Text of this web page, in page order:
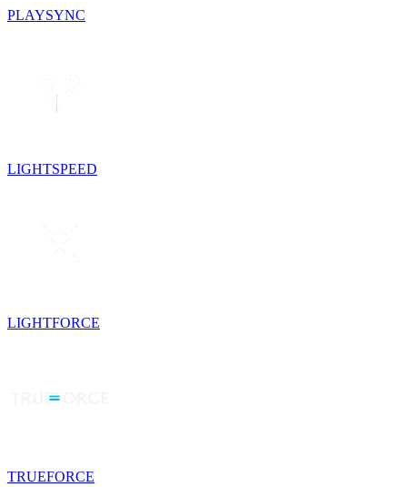
PLAYSYNC
LIGHTSPEED
LIGHTFORCE
TRUEFORCE